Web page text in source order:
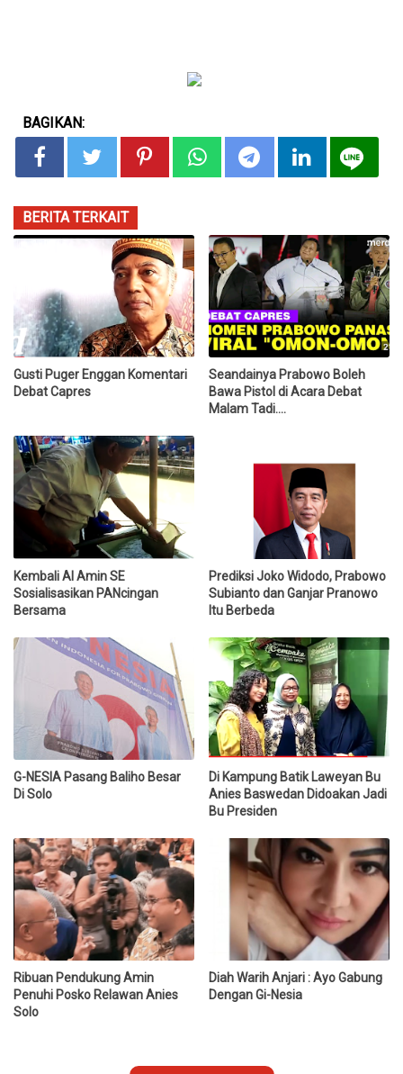
BAGIKAN:
BERITA TERKAIT
Gusti Puger Enggan Komentari
Debat Capres
Seandainya Prabowo Boleh
Bawa Pistol di Acara Debat
Malam Tadi....
Kembali Al Amin SE
Sosialisasikan PANcingan
Bersama
Prediksi Joko Widodo, Prabowo
Subianto dan Ganjar Pranowo
Itu Berbeda
G-NESIA Pasang Baliho Besar
Di Solo
Di Kampung Batik Laweyan Bu
Anies Baswedan Didoakan Jadi
Bu Presiden
Ribuan Pendukung Amin
Penuhi Posko Relawan Anies
Solo
Diah Warih Anjari : Ayo Gabung
Dengan Gi-Nesia